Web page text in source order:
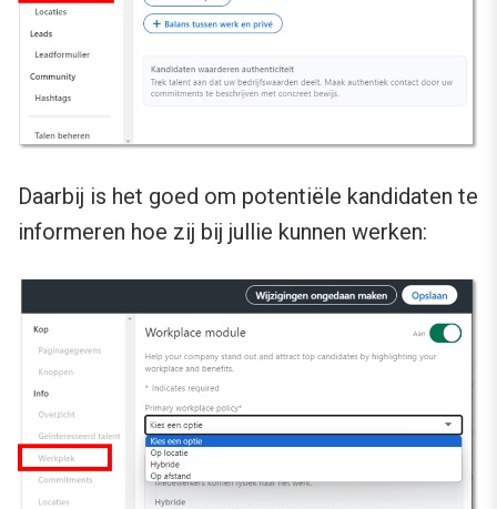
Daarbij is het goed om potentiële kandidaten te
informeren hoe zij bij jullie kunnen werken: